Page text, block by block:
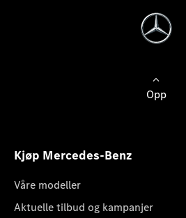
Opp
Kjøp Mercedes-Benz
Våre modeller
Aktuelle tilbud og kampanjer